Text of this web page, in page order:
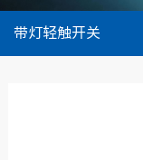
带灯轻触开关